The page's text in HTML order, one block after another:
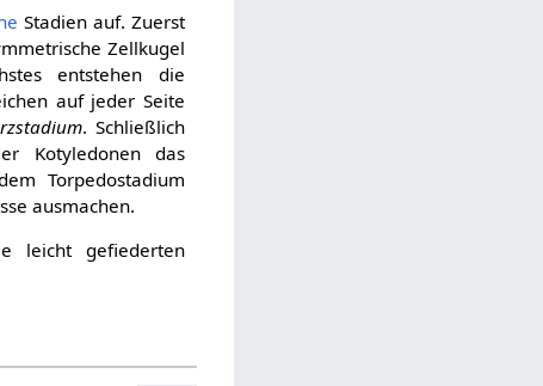
Stadien auf. Zuerst
Zellkugel
entstehen die
auf jeder Seite
. Schließlich
Kotyledonen das
Torpedostadium
ausmachen.
leicht gefiederten